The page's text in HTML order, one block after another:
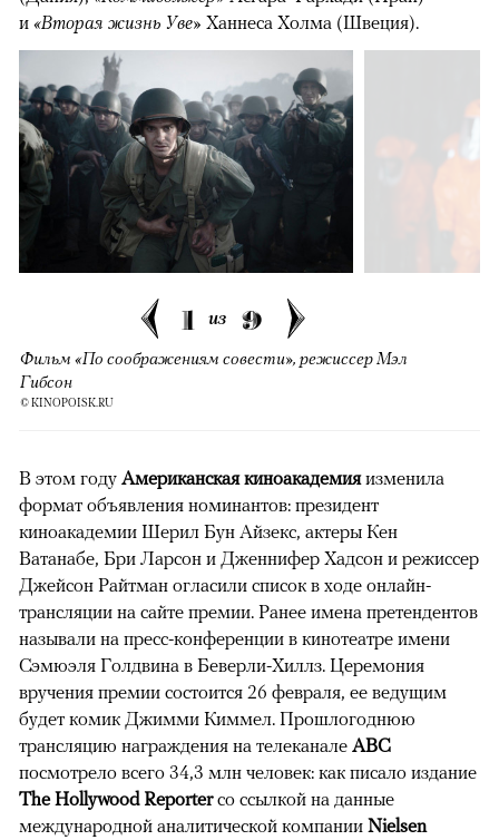
и «Вторая жизнь Уве» Ханнеса Холма (Швеция).
1 из 9
Фильм «По соображениям совести», режиссер Мэл
Гибсон
© KINOPOISK.RU
В этом году Американская киноакадемияизменила
формат объявления номинантов: президент
киноакадемии Шерил Бун Айзекс, актеры Кен
Ватанабе, Бри Ларсон и Дженнифер Хадсон и режиссер
Джейсон Райтман огласили список в ходе онлайн-
трансляции на сайте премии. Ранее имена претендентов
называли на пресс-конференции в кинотеатре имени
Сэмюэля Голдвина в Беверли-Хиллз. Церемония
вручения премии состоится 26 февраля, ее ведущим
будет комик Джимми Киммел. Прошлогоднюю
трансляцию награждения на телеканале ABC
посмотрело всего 34,3 млн человек: как писало издание
The Hollywood Reporterсо ссылкой на данные
международной аналитической компании Nielsen